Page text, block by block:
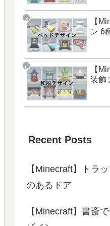
【
ン 6
【
装飾
Recent Posts
【Minecraft】トラ
のあるドア
【Minecraft】書斎